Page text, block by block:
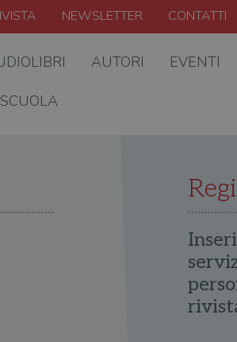
NEWSLETTER CONTATTI
AUTORI EVENTI
SCUOLA